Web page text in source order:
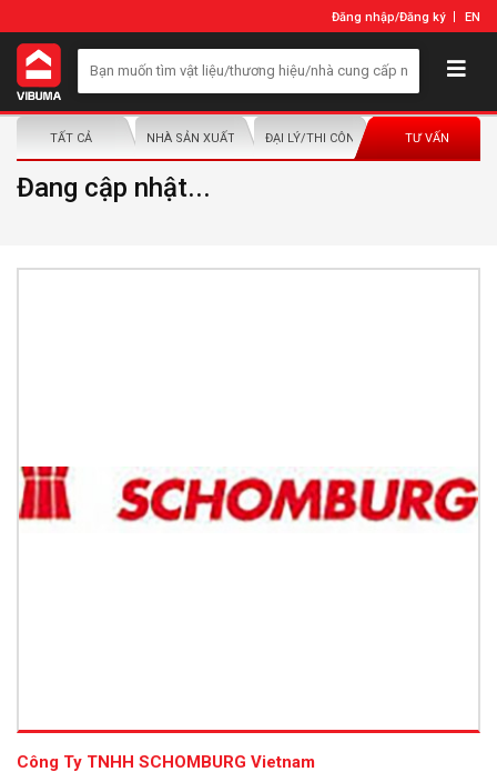
Đăng nhập/Đăng ký EN
TẤT CẢ NHÀ SẢN XUẤT/NHÀ PHÂN PHỐIĐẠI LÝ/THI CÔNG LẮP ĐẶTTƯ VẤN
Đang cập nhật...
Công Ty TNHH SCHOMBURG Vietnam